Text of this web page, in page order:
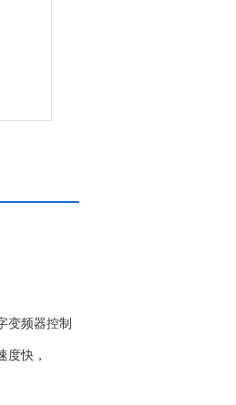
变频器控制
度快，